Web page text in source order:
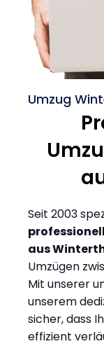
Umzug
Seit 2003
aus
Umzügen
Mit unserer
unserem
sicher, dass
effizient